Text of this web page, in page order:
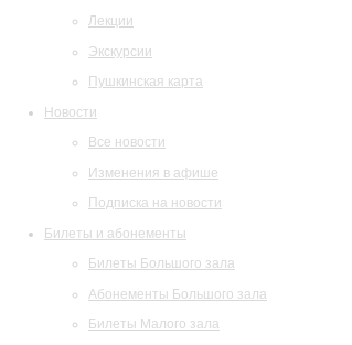
Лекции
Экскурсии
Пушкинская карта
Новости
Все новости
Изменения в афише
Подписка на новости
Билеты и абонементы
Билеты Большого зала
Абонементы Большого зала
Билеты Малого зала